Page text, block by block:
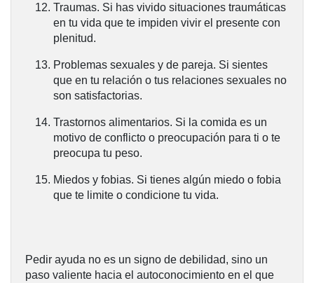
Traumas. Si has vivido situaciones traumáticas
en tu vida que te impiden vivir el presente con
plenitud.
Problemas sexuales y de pareja. Si sientes
que en tu relación o tus relaciones sexuales no
son satisfactorias.
Trastornos alimentarios. Si la comida es un
motivo de conflicto o preocupación para ti o te
preocupa tu peso.
Miedos y fobias. Si tienes algún miedo o fobia
que te limite o condicione tu vida.
Pedir ayuda no es un signo de debilidad, sino un
paso valiente hacia el autoconocimiento en el que